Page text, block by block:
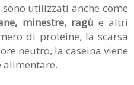
utilizzati anche come
minestre, ragù e altri
di proteine, la scarsa
neutro, la caseina viene
alimentare.